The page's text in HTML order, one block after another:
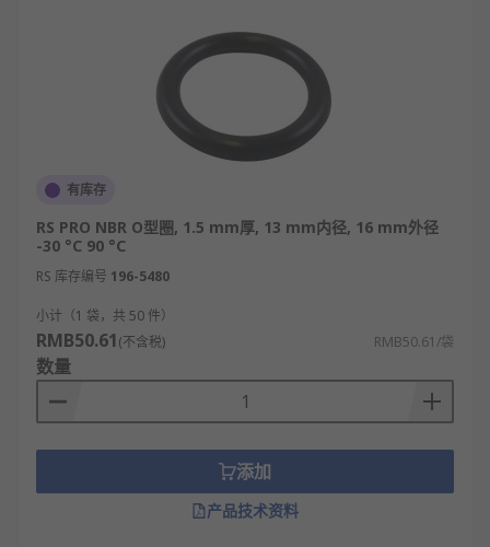
有库存
RS PRO NBR O型圈, 1.5 mm厚, 13 mm内径, 16 mm外径
-30 °C 90 °C
RS 库存编号 196-5480
小计（1 袋，共 50 件）
RMB50.61(不含税) RMB50.61/袋
数量
添加
产品技术资料